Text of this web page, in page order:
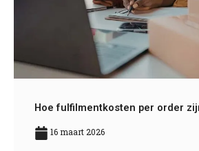
Hoe fulfilmentkosten per order
16 maart 2026